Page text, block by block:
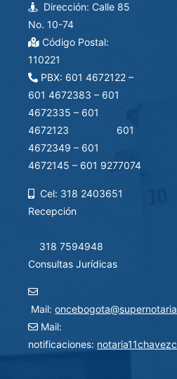
Dirección: Calle 85
No. 10-74
Código Postal:
110221
PBX: 601 4672122 –
601 4672383 – 601
4672335 – 601
4672123 601
4672349 – 601
4672145 – 601 9277074
Cel: 318 2403651
Recepción
318 7594948
Consultas Jurídicas
Mail:
Mail:
notificaciones: